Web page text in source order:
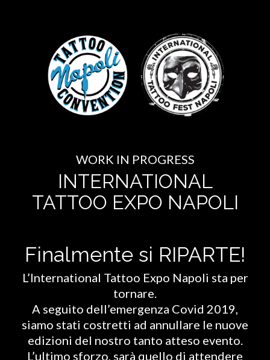
WORK IN PROGRESS
INTERNATIONAL
TATTOO EXPO NAPOLI
Finalmente si RIPARTE!
L’International Tattoo Expo Napoli sta per
tornare.
A seguito dell’emergenza Covid 2019,
siamo stati costretti ad annullare le nuove
edizioni del nostro tanto atteso evento.
L’ultimo sforzo, sarà quello di attendere